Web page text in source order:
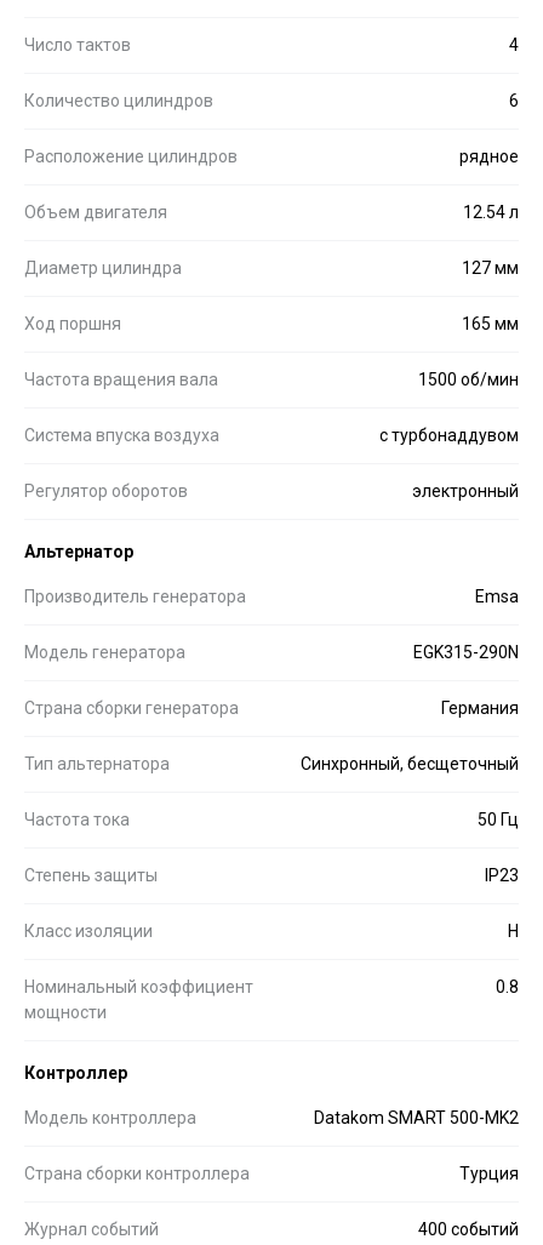
Число тактов 4
Количество цилиндров 6
Расположение цилиндров рядное
Объем двигателя 12.54 л
Диаметр цилиндра 127 мм
Ход поршня 165 мм
Частота вращения вала 1500 об/мин
Система впуска воздуха с турбонаддувом
Регулятор оборотов электронный
Альтернатор
Производитель генератора Emsa
Модель генератора EGK315-290N
Страна сборки генератора Германия
Тип альтернатора Синхронный, бесщеточный
Частота тока 50 Гц
Степень защиты IP23
Класс изоляции H
Номинальный коэффициент
мощности
0.8
Контроллер
Модель контроллера Datakom SMART 500-MK2
Страна сборки контроллера Турция
Журнал событий 400 событий